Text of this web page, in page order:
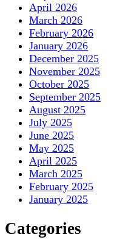
April 2026
March 2026
February 2026
January 2026
December 2025
November 2025
October 2025
September 2025
August 2025
July 2025
June 2025
May 2025
April 2025
March 2025
February 2025
January 2025
Categories